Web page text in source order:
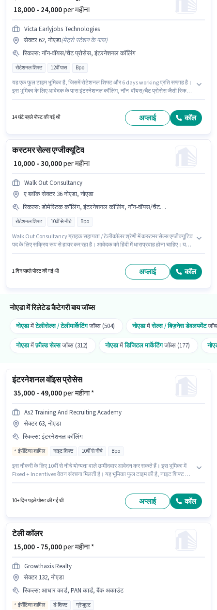
₹ 18,000 - 24,000per महीना
Victa Earlyjobs Technologies
सेक्टर 62, नोएडा(मेट्रो स्टेशन के पास)
स्किल्स: नॉन-वॉयस/चैट प्रोसेस, इंटरनेशनल कॉलिंग
रोटेशनल शिफ्ट 12वीं पास Bpo
यह एक फुल टाइम भूमिका है, जिसमें रोटेशनल शिफ्ट और 6 days working प्रति सप्ताह है।
इस भूमिका के लिए आवेदक के पास इंटरनेशनल कॉलिंग, नॉन-वॉयस/चैट प्रोसेस जैसी स्किल्स
अतिरिक्त लाभ जैसे PF भी मिलेंगे। आवेदकों के पास कम से कम 12वीं पास डिग्री या
सर्टिफिकेट होना चाहिए। आवेदक को हिंदी में धाराप्रवाह होना चाहिए।
14 घंटे पहले पोस्ट की गई थी अप्लाई कॉल
कस्टमर सेल्स एग्जीक्यूटिव
₹ 10,000 - 30,000per महीना
Walk Out Consultancy
ए ब्लॉक सेक्टर 36 नोएडा, नोएडा
स्किल्स: डोमेस्टिक कॉलिंग, इंटरनेशनल कॉलिंग, नॉन-वॉयस/चैट प्रोसेस
रोटेशनल शिफ्ट 10वीं से नीचे Bpo
Walk Out Consultancy ग्राहक सहायता / टेलीकॉलर श्रेणी में कस्टमर सेल्स एग्जीक्यूटिव
पद के लिए सक्रिय रूप से हायर कर रहा है। आवेदक को हिंदी में धाराप्रवाह होना चाहिए। यह
भूमिका है, जिसमें रोटेशनल शिफ्ट और 6 days working प्रति सप्ताह है। इस पद के लिए
1 दिन पहले पोस्ट की गई थी अप्लाई कॉल
नोएडा में रिलेटेड कैटेगरी बाय जॉब्स
नोएडामेंटेलीसेल्स / टेलीमार्केटिंगजॉब्स (504) नोएडामेंसेल्स / बिज़नेस डेवलपमेंट
नोएडामेंफ़ील्ड सेल्सजॉब्स (312) नोएडामेंडिजिटल मार्केटिंगजॉब्स (177)
इंटरनेशनल वॉइस प्रोसेस
₹ 35,000 - 49,000per महीना *
As2 Training And Recruiting Academy
सेक्टर 63, नोएडा
स्किल्स: इंटरनेशनल कॉलिंग
इंसेंटिव्स शामिल नाइट शिफ्ट 10वीं से नीचे Bpo
इस नौकरी के लिए 10वीं से नीचे योग्यता वाले उम्मीदवार आवेदन कर सकते हैं। इस भूमिका में
Fixed + Incentives वेतन संरचना मिलती है। यह भूमिका फुल टाइम की है, नाइट शिफ्ट के
भूमिका के लिए उम्मीदवार के पास इंटरनेशनल कॉलिंग होना अनिवार्य है।
10+ दिन पहले पोस्ट की गई थी अप्लाई कॉल
टेली कॉलर
₹ 15,000 - 75,000per महीना *
Growthaxis Realty
सेक्टर 132, नोएडा
स्किल्स: आधार कार्ड, PAN कार्ड, बैंक अकाउंट
इंसेंटिव्स शामिल डे शिफ्ट ग्रेजुएट